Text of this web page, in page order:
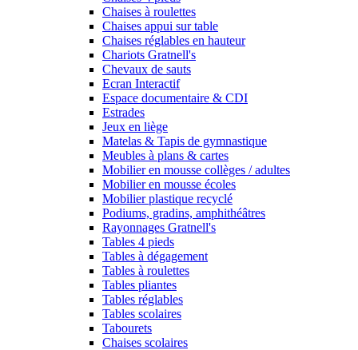
Chaises à roulettes
Chaises appui sur table
Chaises réglables en hauteur
Chariots Gratnell's
Chevaux de sauts
Ecran Interactif
Espace documentaire & CDI
Estrades
Jeux en liège
Matelas & Tapis de gymnastique
Meubles à plans & cartes
Mobilier en mousse collèges / adultes
Mobilier en mousse écoles
Mobilier plastique recyclé
Podiums, gradins, amphithéâtres
Rayonnages Gratnell's
Tables 4 pieds
Tables à dégagement
Tables à roulettes
Tables pliantes
Tables réglables
Tables scolaires
Tabourets
Chaises scolaires